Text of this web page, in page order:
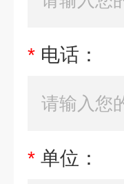
* 电话：
* 单位：